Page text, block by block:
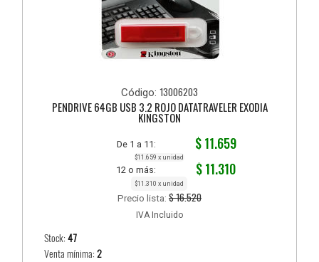
Código: 13006203
PENDRIVE 64GB USB 3.2 ROJO DATATRAVELER EXODIA
KINGSTON
De 1 a 11: $ 11.659
$11.659 x unidad
12 o más: $ 11.310
$11.310 x unidad
Precio lista: $ 16.520
IVA Incluido
Stock:47
Venta mínima:2